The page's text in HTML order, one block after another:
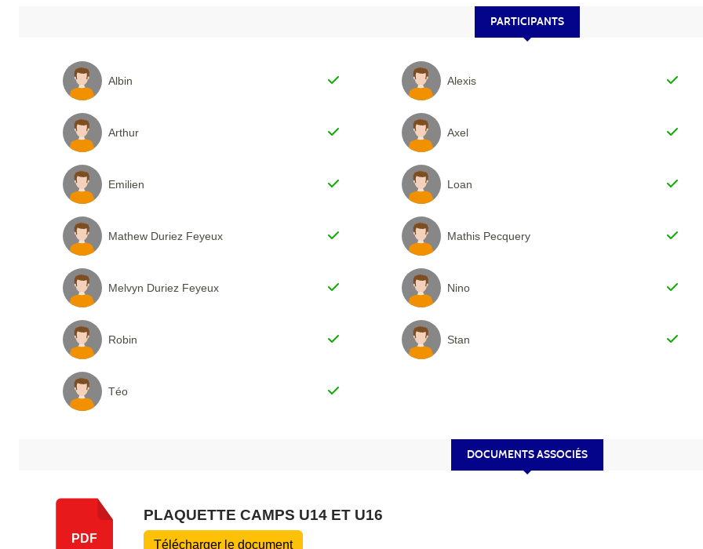
PARTICIPANTS
Albin Alexis
Arthur Axel
Emilien Loan
Mathew Duriez Feyeux Mathis Pecquery
Melvyn Duriez Feyeux Nino
Robin Stan
Téo
DOCUMENTS ASSOCIÉS
PDF
PLAQUETTE CAMPS U14 ET U16
Télécharger le document